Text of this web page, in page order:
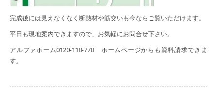
完成後には見えなくなく断熱材や筋交いも今ならご覧いただけます。
平日も現地案内できますので、お気軽にお問合せ下さい。
アルファホーム0120-118-770 ホームページからも資料請求できま
す。